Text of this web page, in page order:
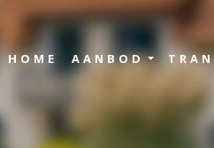
HOME AANBOD